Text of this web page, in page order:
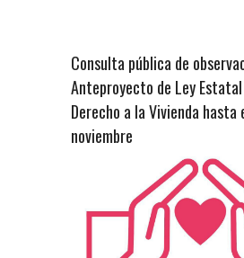
Consulta pública de
Anteproyecto de Ley
Derecho a la Vivienda hasta
noviembre